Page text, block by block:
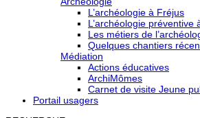
L’archéologie à Fréjus
L’archéologie préventive
Les métiers de
Quelques chantiers
Médiation
Actions éducatives
ArchiMômes
Carnet de visite Jeune
Portail usagers